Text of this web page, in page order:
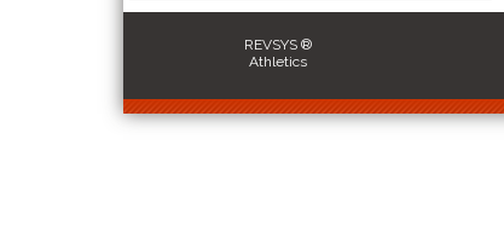
REVSYS ®
Athletics